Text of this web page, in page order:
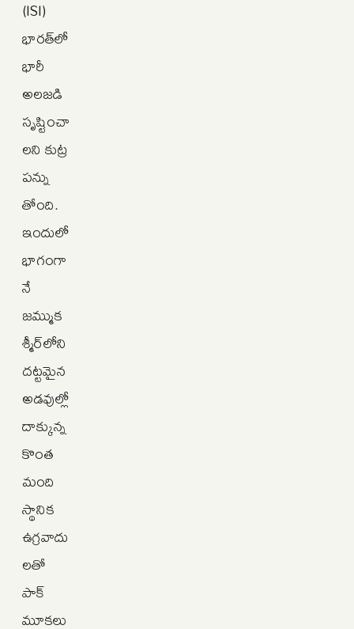
(ISI)
భారత్‌లో
భారీ
అలజడి
సృష్టించా
లని కుట్ర
పన్ను
తోంది.
ఇందులో
భాగంగా
నే
జమ్ముక
శ్మీర్‌లోని
దట్టమైన
అడవుల్లో
దాక్కున్న
కొంత
మంది
స్థానిక
ఉగ్రవాదు
లతో
పాక్
మూకలు